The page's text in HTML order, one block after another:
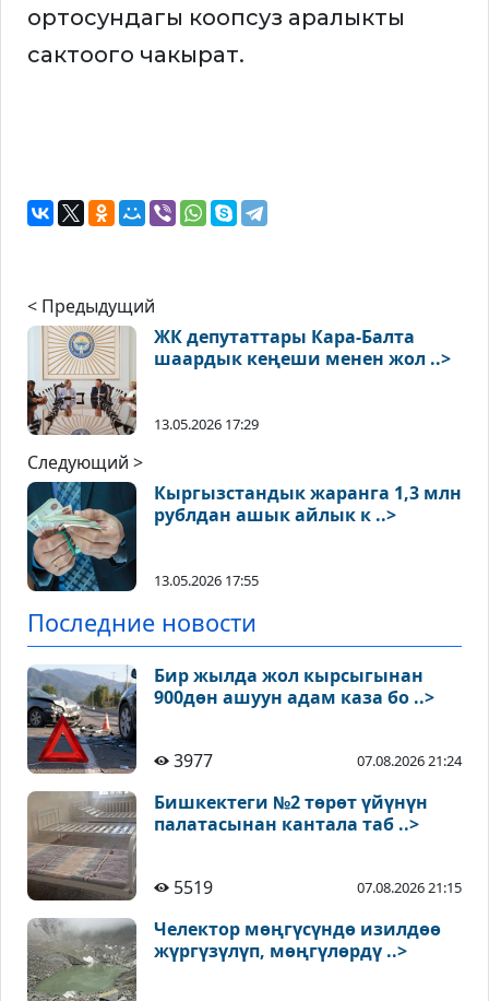
ортосундагы коопсуз аралыкты
сактоого чакырат.
< Предыдущий
ЖК депутаттары Кара-Балта
шаардык кеңеши менен жол ..>
13.05.2026 17:29
Следующий >
Кыргызстандык жаранга 1,3 млн
рублдан ашык айлык к ..>
13.05.2026 17:55
Последние новости
Бир жылда жол кырсыгынан
900дөн ашуун адам каза бо ..>
3977 07.08.2026 21:24
Бишкектеги №2 төрөт үйүнүн
палатасынан кантала таб ..>
5519 07.08.2026 21:15
Челектор мөңгүсүндө изилдөө
жүргүзүлүп, мөңгүлөрдү ..>